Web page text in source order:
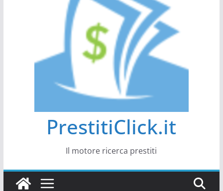
PrestitiClick.it
Il motore ricerca prestiti